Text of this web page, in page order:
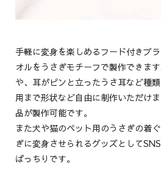
手軽に変身を楽しめるフード付きブ
オルをうさぎモチーフで製作できま
や、耳がピンと立ったうさ耳など種
用まで形状など自由に制作いただけ
品が製作可能です。
また犬や猫のペット用のうさぎの着
ぎに変身させられるグッズとして
ばっちりです。